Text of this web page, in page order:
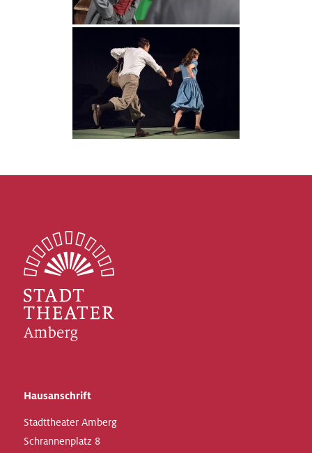
Hausanschrift
Stadttheater Amberg
Schrannenplatz 8